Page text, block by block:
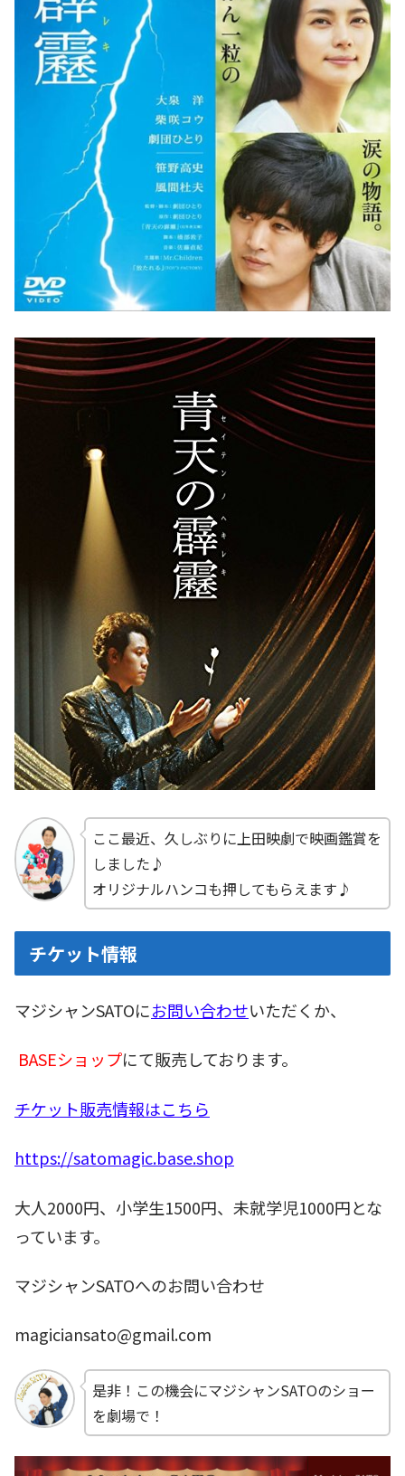
ここ最近、久しぶりに上田映劇で映画鑑賞を
しました♪
オリジナルハンコも押してもらえます♪
チケット情報
マジシャンSATOにお問い合わせいただくか、
BASEショップにて販売しております。
チケット販売情報はこちら
https://satomagic.base.shop
大人2000円、小学生1500円、未就学児1000円とな
っています。
マジシャンSATOへのお問い合わせ
magiciansato@gmail.com
是非！この機会にマジシャンSATOのショー
を劇場で！